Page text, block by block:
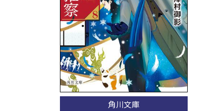
角川文庫